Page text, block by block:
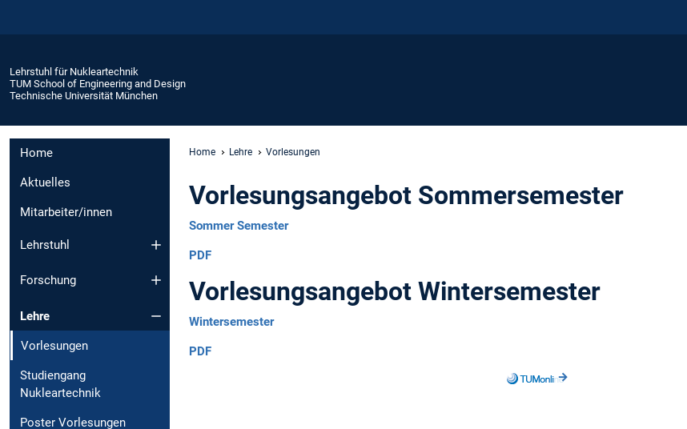
Lehrstuhl für Nukleartechnik
TUM School of Engineering and Design
Technische Universität München
Home
Aktuelles
Mitarbeiter/innen
Lehrstuhl
Forschung
Lehre
Vorlesungen
Studiengang
Nukleartechnik
Poster Vorlesungen
Home Lehre Vorlesungen
Vorlesungsangebot Sommersemester
Sommer Semester
PDF
Vorlesungsangebot Wintersemester
Wintersemester
PDF